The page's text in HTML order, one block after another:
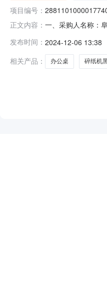
项目编号：
正文内容： 一、采购人名称：
主管桌新中式办公
发布时间： 2024-12-06 13:38
相关产品：
办公桌 碎纸机